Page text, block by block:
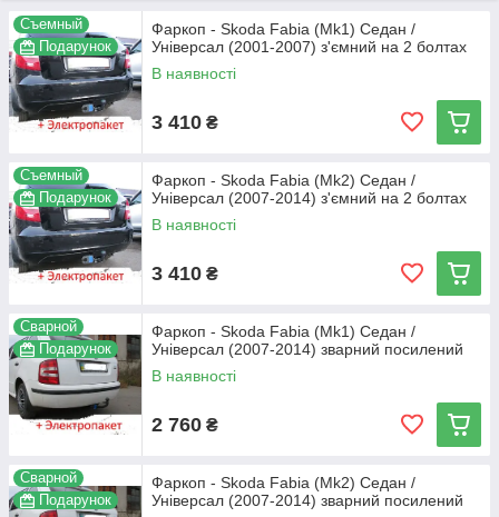
Съемный
Подарунок
Фаркоп - Skoda Fabia (Mk1) Седан /
Універсал (2001-2007) з'ємний на 2 болтах
В наявності
3 410 ₴
Съемный
Подарунок
Фаркоп - Skoda Fabia (Mk2) Седан /
Універсал (2007-2014) з'ємний на 2 болтах
В наявності
3 410 ₴
Сварной
Подарунок
Фаркоп - Skoda Fabia (Mk1) Седан /
Універсал (2007-2014) зварний посилений
В наявності
2 760 ₴
Сварной
Подарунок
Фаркоп - Skoda Fabia (Mk2) Седан /
Універсал (2007-2014) зварний посилений